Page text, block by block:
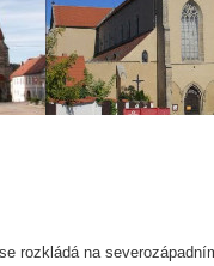
rozkládá na